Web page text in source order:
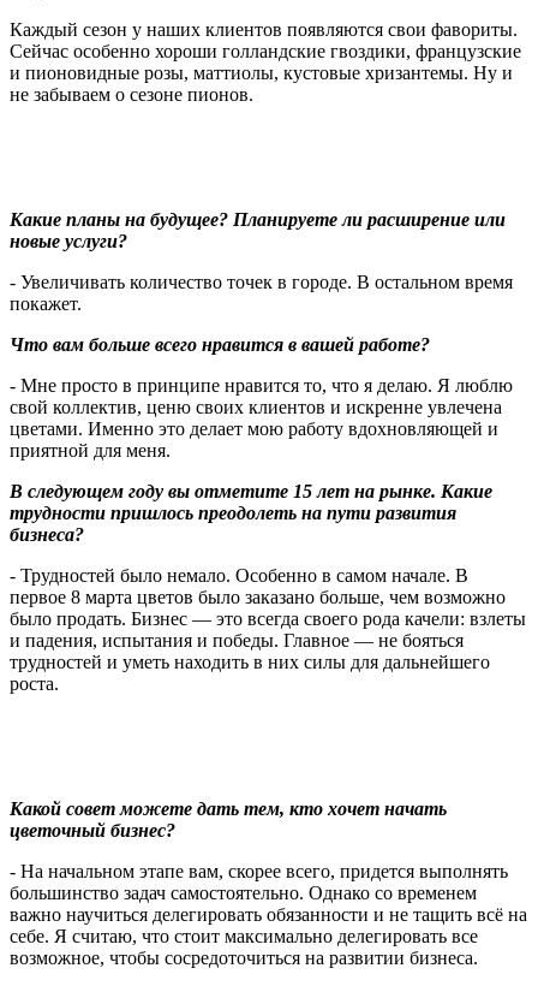
Каждый сезон у наших клиентов появляются свои фавориты.
Сейчас особенно хороши голландские гвоздики, французские
и пионовидные розы, маттиолы, кустовые хризантемы. Ну и
не забываем о сезоне пионов.
Какие планы на будущее? Планируете ли расширение или
новые услуги?
- Увеличивать количество точек в городе. В остальном время
покажет.
Что вам больше всего нравится в вашей работе?
- Мне просто в принципе нравится то, что я делаю. Я люблю
свой коллектив, ценю своих клиентов и искренне увлечена
цветами. Именно это делает мою работу вдохновляющей и
приятной для меня.
В следующем году вы отметите 15 лет на рынке. Какие
трудности пришлось преодолеть на пути развития
бизнеса?
- Трудностей было немало. Особенно в самом начале. В
первое 8 марта цветов было заказано больше, чем возможно
было продать. Бизнес — это всегда своего рода качели: взлеты
и падения, испытания и победы. Главное — не бояться
трудностей и уметь находить в них силы для дальнейшего
роста.
Какой совет можете дать тем, кто хочет начать
цветочный бизнес?
- На начальном этапе вам, скорее всего, придется выполнять
большинство задач самостоятельно. Однако со временем
важно научиться делегировать обязанности и не тащить всё на
себе. Я считаю, что стоит максимально делегировать все
возможное, чтобы сосредоточиться на развитии бизнеса.